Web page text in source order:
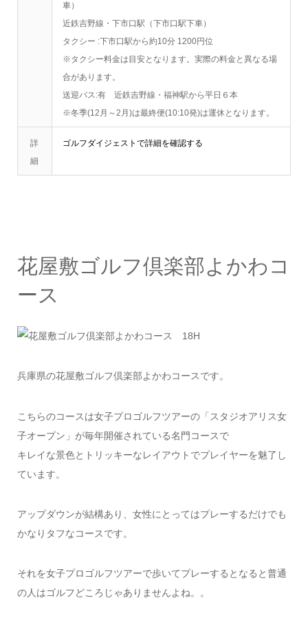
車）
近鉄吉野線・下市口駅（下市口駅下車）
タクシー :下市口駅から約10分 1200円位
※タクシー料金は目安となります。実際の料金と異なる場
合があります。
送迎バス:有 近鉄吉野線・福神駅から平日６本
※冬季(12月～2月)は最終便(10:10発)は運休となります。
詳
細
ゴルフダイジェストで詳細を確認する
花屋敷ゴルフ倶楽部よかわコ
ース
兵庫県の花屋敷ゴルフ倶楽部よかわコースです。
こちらのコースは女子プロゴルフツアーの「スタジオアリス女
子オープン」が毎年開催されている名門コースで
キレイな景色とトリッキーなレイアウトでプレイヤーを魅了し
ています。
アップダウンが結構あり、女性にとってはプレーするだけでも
かなりタフなコースです。
それを女子プロゴルフツアーで歩いてプレーするとなると普通
の人はゴルフどころじゃありませんよね。。